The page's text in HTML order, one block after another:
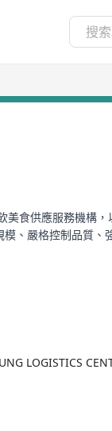
食供應服務機構
、嚴格控制品質
在葵涌新建達2萬
用單一流向的製
LOGISTICS